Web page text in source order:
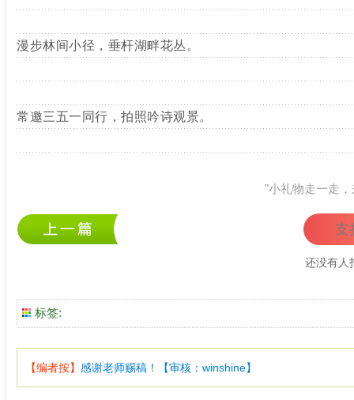
漫步林间小径，垂杆湖畔花丛。
常邀三五一同行，拍照吟诗观景。
"小礼物走一走
支
还没有人
标签:
【编者按】 感谢老师赐稿！【审核：winshine】